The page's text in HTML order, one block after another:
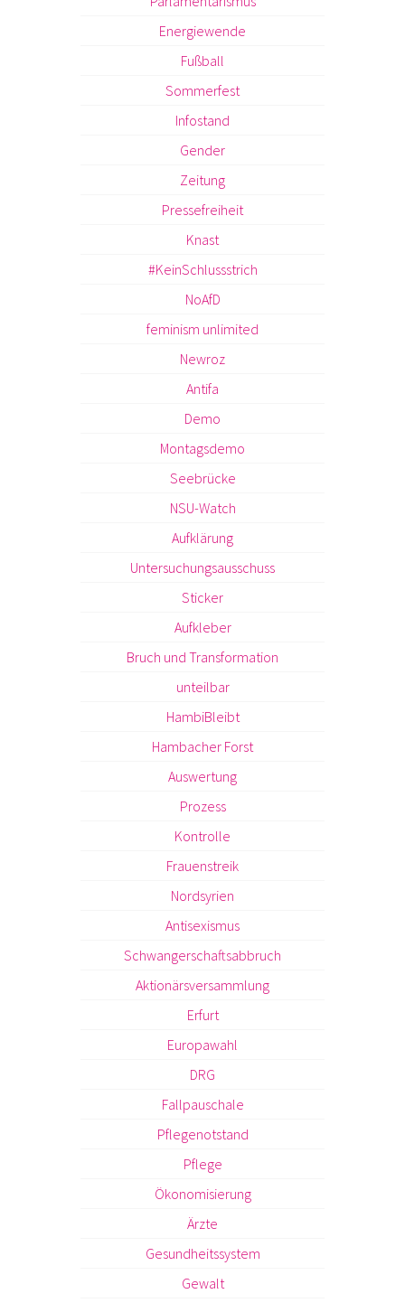
Energiewende
Fußball
Sommerfest
Infostand
Gender
Zeitung
Pressefreiheit
Knast
#KeinSchlussstrich
NoAfD
feminism unlimited
Newroz
Antifa
Demo
Montagsdemo
Seebrücke
NSU-Watch
Aufklärung
Untersuchungsausschuss
Sticker
Aufkleber
Bruch und Transformation
unteilbar
HambiBleibt
Hambacher Forst
Auswertung
Prozess
Kontrolle
Frauenstreik
Nordsyrien
Antisexismus
Schwangerschaftsabbruch
Aktionärsversammlung
Erfurt
Europawahl
DRG
Fallpauschale
Pflegenotstand
Pflege
Ökonomisierung
Ärzte
Gesundheitssystem
Gewalt